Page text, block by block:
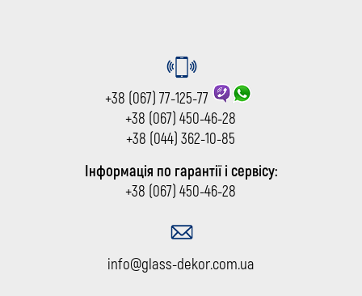
+38 (067) 77-125-77
+38 (067) 450-46-28
+38 (044) 362-10-85
Інформація по гарантії і сервісу:
+38 (067) 450-46-28
info@glass-dekor.com.ua